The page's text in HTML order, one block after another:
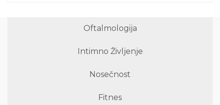
Oftalmologija
Intimno Življenje
Nosečnost
Fitnes